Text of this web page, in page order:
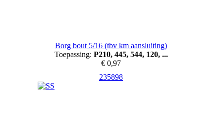
Borg bout 5/16 (tbv km aansluiting)
Toepassing: P210, 445, 544, 120, ...
€ 0,97
235898